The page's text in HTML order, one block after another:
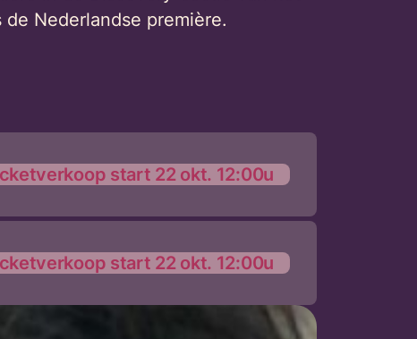
Nederlandse première.
start 22 okt. 12:00u
start 22 okt. 12:00u